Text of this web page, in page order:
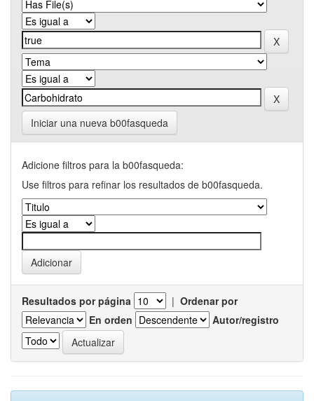
Iniciar una nueva b00fasqueda
Adicione filtros para la b00fasqueda:
Use filtros para refinar los resultados de b00fasqueda.
Resultados por página | Ordenar por
En orden
Autor/registro